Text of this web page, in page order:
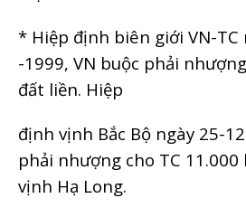
* Hiệp định biên giới VN-TC
-1999, VN buộc phải
đất liền. Hiệp
định vịnh Bắc Bộ ngày 25-
phải nhượng cho TC
vịnh Hạ Long.